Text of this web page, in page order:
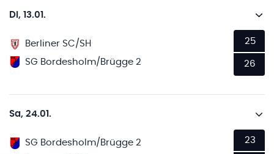
Di, 13.01.
Berliner SC/SH
SG Bordesholm/Brügge 2
25
26
Sa, 24.01.
SG Bordesholm/Brügge 2
23